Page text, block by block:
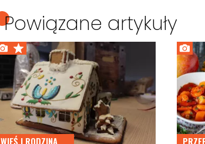
Powiązane artykuły
WIEŚ I RODZINA